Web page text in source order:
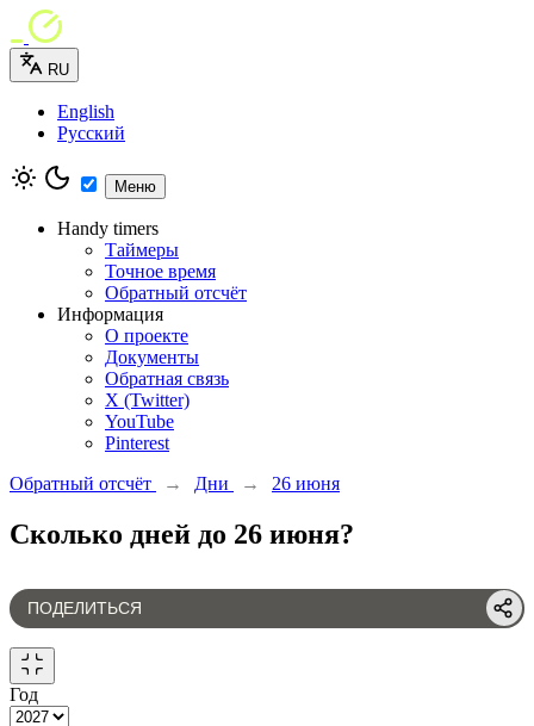
RU
English
Русский
Меню
Handy timers
Таймеры
Точное время
Обратный отсчёт
Информация
О проекте
Документы
Обратная связь
X (Twitter)
YouTube
Pinterest
Обратный отсчёт
→ Дни → 26 июня
Сколько дней до 26 июня?
ПОДЕЛИТЬСЯ
Год